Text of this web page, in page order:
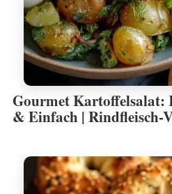
Gourmet Kartoffelsalat:
& Einfach | Rindfleisch-